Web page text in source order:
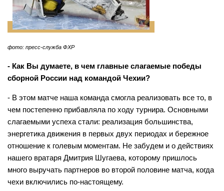
фото: пресс-служба ФХР
- Как Вы думаете, в чем главные слагаемые победы
сборной России над командой Чехии?
- В этом матче наша команда смогла реализовать все то, в
чем постепенно прибавляла по ходу турнира. Основными
слагаемыми успеха стали: реализация большинства,
энергетика движения в первых двух периодах и бережное
отношение к голевым моментам. Не забудем и о действиях
нашего вратаря Дмитрия Шугаева, которому пришлось
много выручать партнеров во второй половине матча, когда
чехи включились по-настоящему.